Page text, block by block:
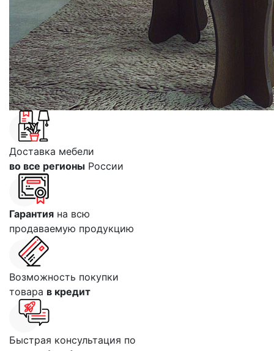
Доставка мебели
во все регионы России
Гарантия на всю
продаваемую продукцию
Возможность покупки
товара в кредит
Быстрая консультация по